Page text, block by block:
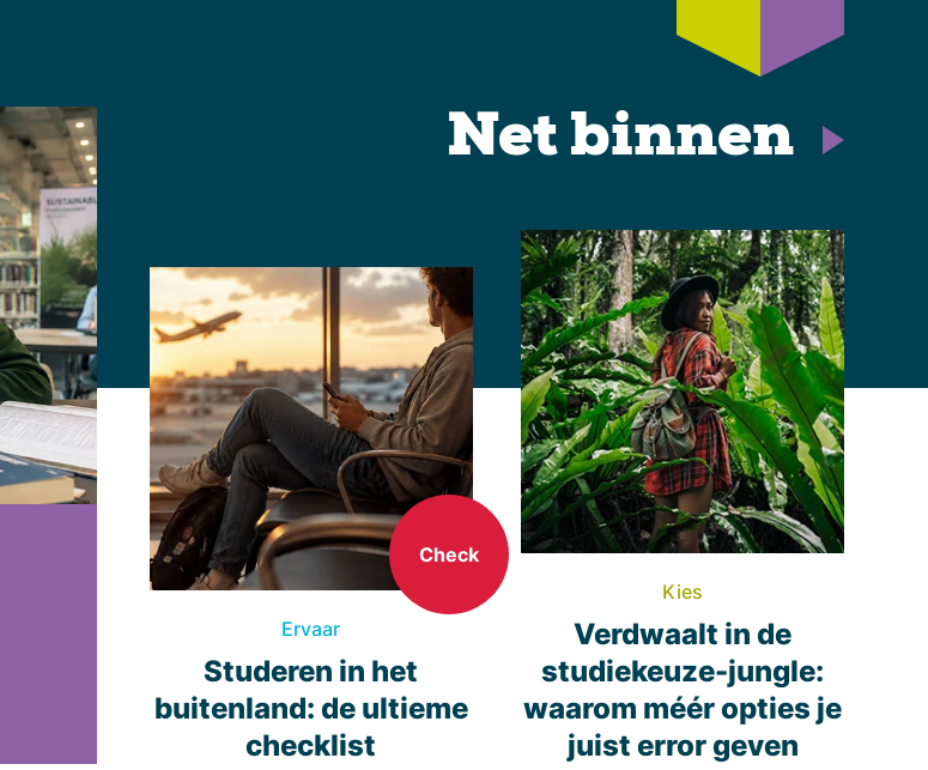
Net binnen
Check
Ervaar
Studeren in het
buitenland: de ultieme
checklist
Kies
Verdwaalt in de
studiekeuze-jungle:
waarom méér opties je
juist error geven